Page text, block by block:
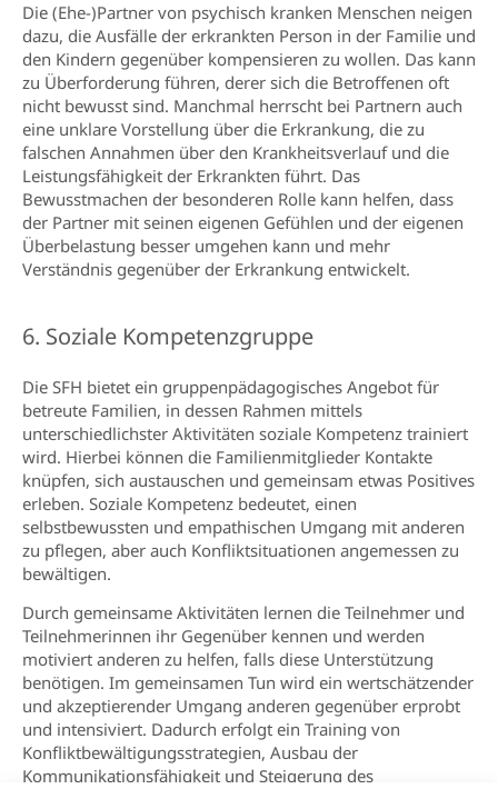
Die (Ehe-)Partner von psychisch kranken Menschen neigen
dazu, die Ausfälle der erkrankten Person in der Familie und
den Kindern gegenüber kompensieren zu wollen. Das kann
zu Überforderung führen, derer sich die Betroffenen oft
nicht bewusst sind. Manchmal herrscht bei Partnern auch
eine unklare Vorstellung über die Erkrankung, die zu
falschen Annahmen über den Krankheitsverlauf und die
Leistungsfähigkeit der Erkrankten führt. Das
Bewusstmachen der besonderen Rolle kann helfen, dass
der Partner mit seinen eigenen Gefühlen und der eigenen
Überbelastung besser umgehen kann und mehr
Verständnis gegenüber der Erkrankung entwickelt.
6. Soziale Kompetenzgruppe
Die SFH bietet ein gruppenpädagogisches Angebot für
betreute Familien, in dessen Rahmen mittels
unterschiedlichster Aktivitäten soziale Kompetenz trainiert
wird. Hierbei können die Familienmitglieder Kontakte
knüpfen, sich austauschen und gemeinsam etwas Positives
erleben. Soziale Kompetenz bedeutet, einen
selbstbewussten und empathischen Umgang mit anderen
zu pflegen, aber auch Konfliktsituationen angemessen zu
bewältigen.
Durch gemeinsame Aktivitäten lernen die Teilnehmer und
Teilnehmerinnen ihr Gegenüber kennen und werden
motiviert anderen zu helfen, falls diese Unterstützung
benötigen. Im gemeinsamen Tun wird ein wertschätzender
und akzeptierender Umgang anderen gegenüber erprobt
und intensiviert. Dadurch erfolgt ein Training von
Konfliktbewältigungsstrategien, Ausbau der
Kommunikationsfähigkeit und Steigerung des